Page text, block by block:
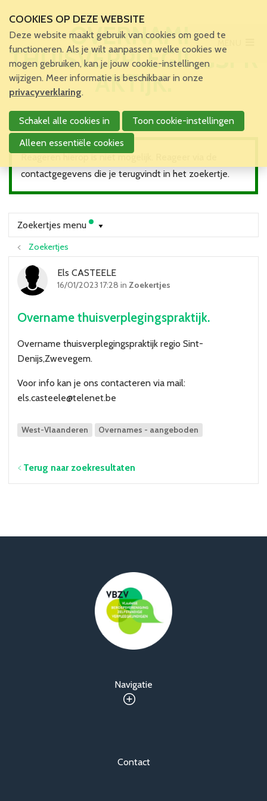
OVERNAME
THUISVERPLEGINGSPR
AKTIJK.
Reageren hierop is niet mogelijk. Reageer via de
contactgegevens die je terugvindt in het zoekertje.
Zoekertjes menu
Zoekertjes
Els CASTEELE
16/01/2023 17:28 inZoekertjes
Overname thuisverplegingspraktijk.
Overname thuisverplegingspraktijk regio Sint-
Denijs,Zwevegem.
Voor info kan je ons contacteren via mail:
els.casteele@telenet.be
West-Vlaanderen Overnames - aangeboden
Terug naar zoekresultaten
Navigatie
Contact
Main Menu
Home
Voor patiënten en zorgverleners
Verpleegkundigen
VBZV Helpcenter
Nieuws
Zoekertjes
Nuttige links
Over VBZV
COOKIES OP DEZE WEBSITE
Deze website maakt gebruik van cookies om goed te
functioneren. Als je wilt aanpassen welke cookies we
mogen gebruiken, kan je jouw cookie-instellingen
wijzigen. Meer informatie is beschikbaar in onze
privacyverklaring.
Schakel alle cookies in
Toon cookie-instellingen
Alleen essentiële cookies